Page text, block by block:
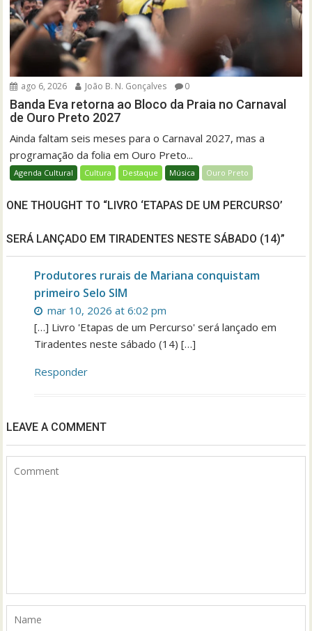
ago 6, 2026 João B. N. Gonçalves 0
Banda Eva retorna ao Bloco da Praia no Carnaval
de Ouro Preto 2027
Ainda faltam seis meses para o Carnaval 2027, mas a
programação da folia em Ouro Preto...
Agenda Cultural Cultura Destaque Música Ouro Preto
ONE THOUGHT TO “LIVRO ‘ETAPAS DE UM PERCURSO’
SERÁ LANÇADO EM TIRADENTES NESTE SÁBADO (14)”
Produtores rurais de Mariana conquistam
primeiro Selo SIM
mar 10, 2026 at 6:02 pm
[…] Livro 'Etapas de um Percurso' será lançado em
Tiradentes neste sábado (14) […]
Responder
LEAVE A COMMENT